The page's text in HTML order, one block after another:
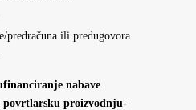
ili predugovora
nabave
povrtlarsku proizvodnju-